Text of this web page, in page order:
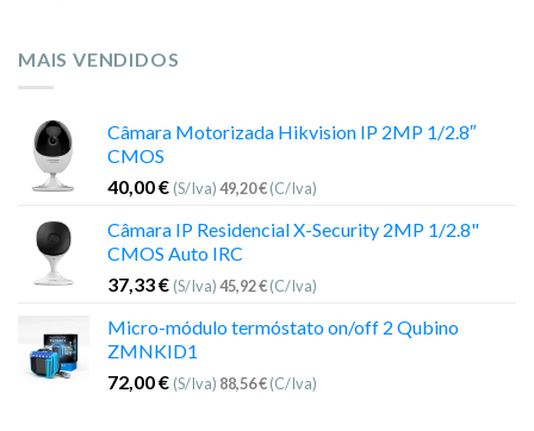
MAIS VENDIDOS
Câmara Motorizada Hikvision IP 2MP 1/2.8″
CMOS
40,00€ (S/Iva)49,20€(C/Iva)
Câmara IP Residencial X-Security 2MP 1/2.8"
CMOS Auto IRC
37,33€ (S/Iva)45,92€(C/Iva)
Micro-módulo termóstato on/off 2 Qubino
ZMNKID1
72,00€ (S/Iva) 88,56€(C/Iva)